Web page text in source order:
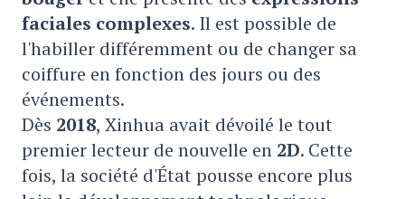
faciales complexes. Il est possible de
l'habiller différemment ou de changer sa
coiffure en fonction des jours ou des
événements.
Dès 2018, Xinhua avait dévoilé le tout
premier lecteur de nouvelle en 2D. Cette
fois, la société d'État pousse encore plus